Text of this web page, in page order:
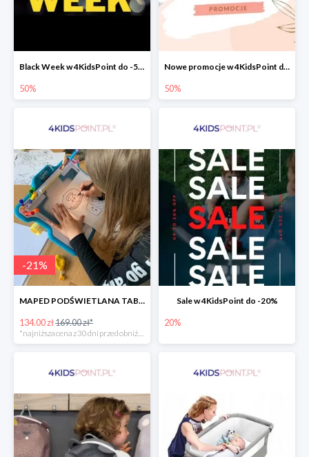
Black Week w 4KidsPoint do -50%
50%
Nowe promocje w 4KidsPoint do -50%
50%
-21%
MAPED PODŚWIETLANA TABLICA DO RYSOWANIA LUMI BOARD CREATIV -21%
134.00 zł169.00 zł*
Sale w 4KidsPoint do -20%
20%